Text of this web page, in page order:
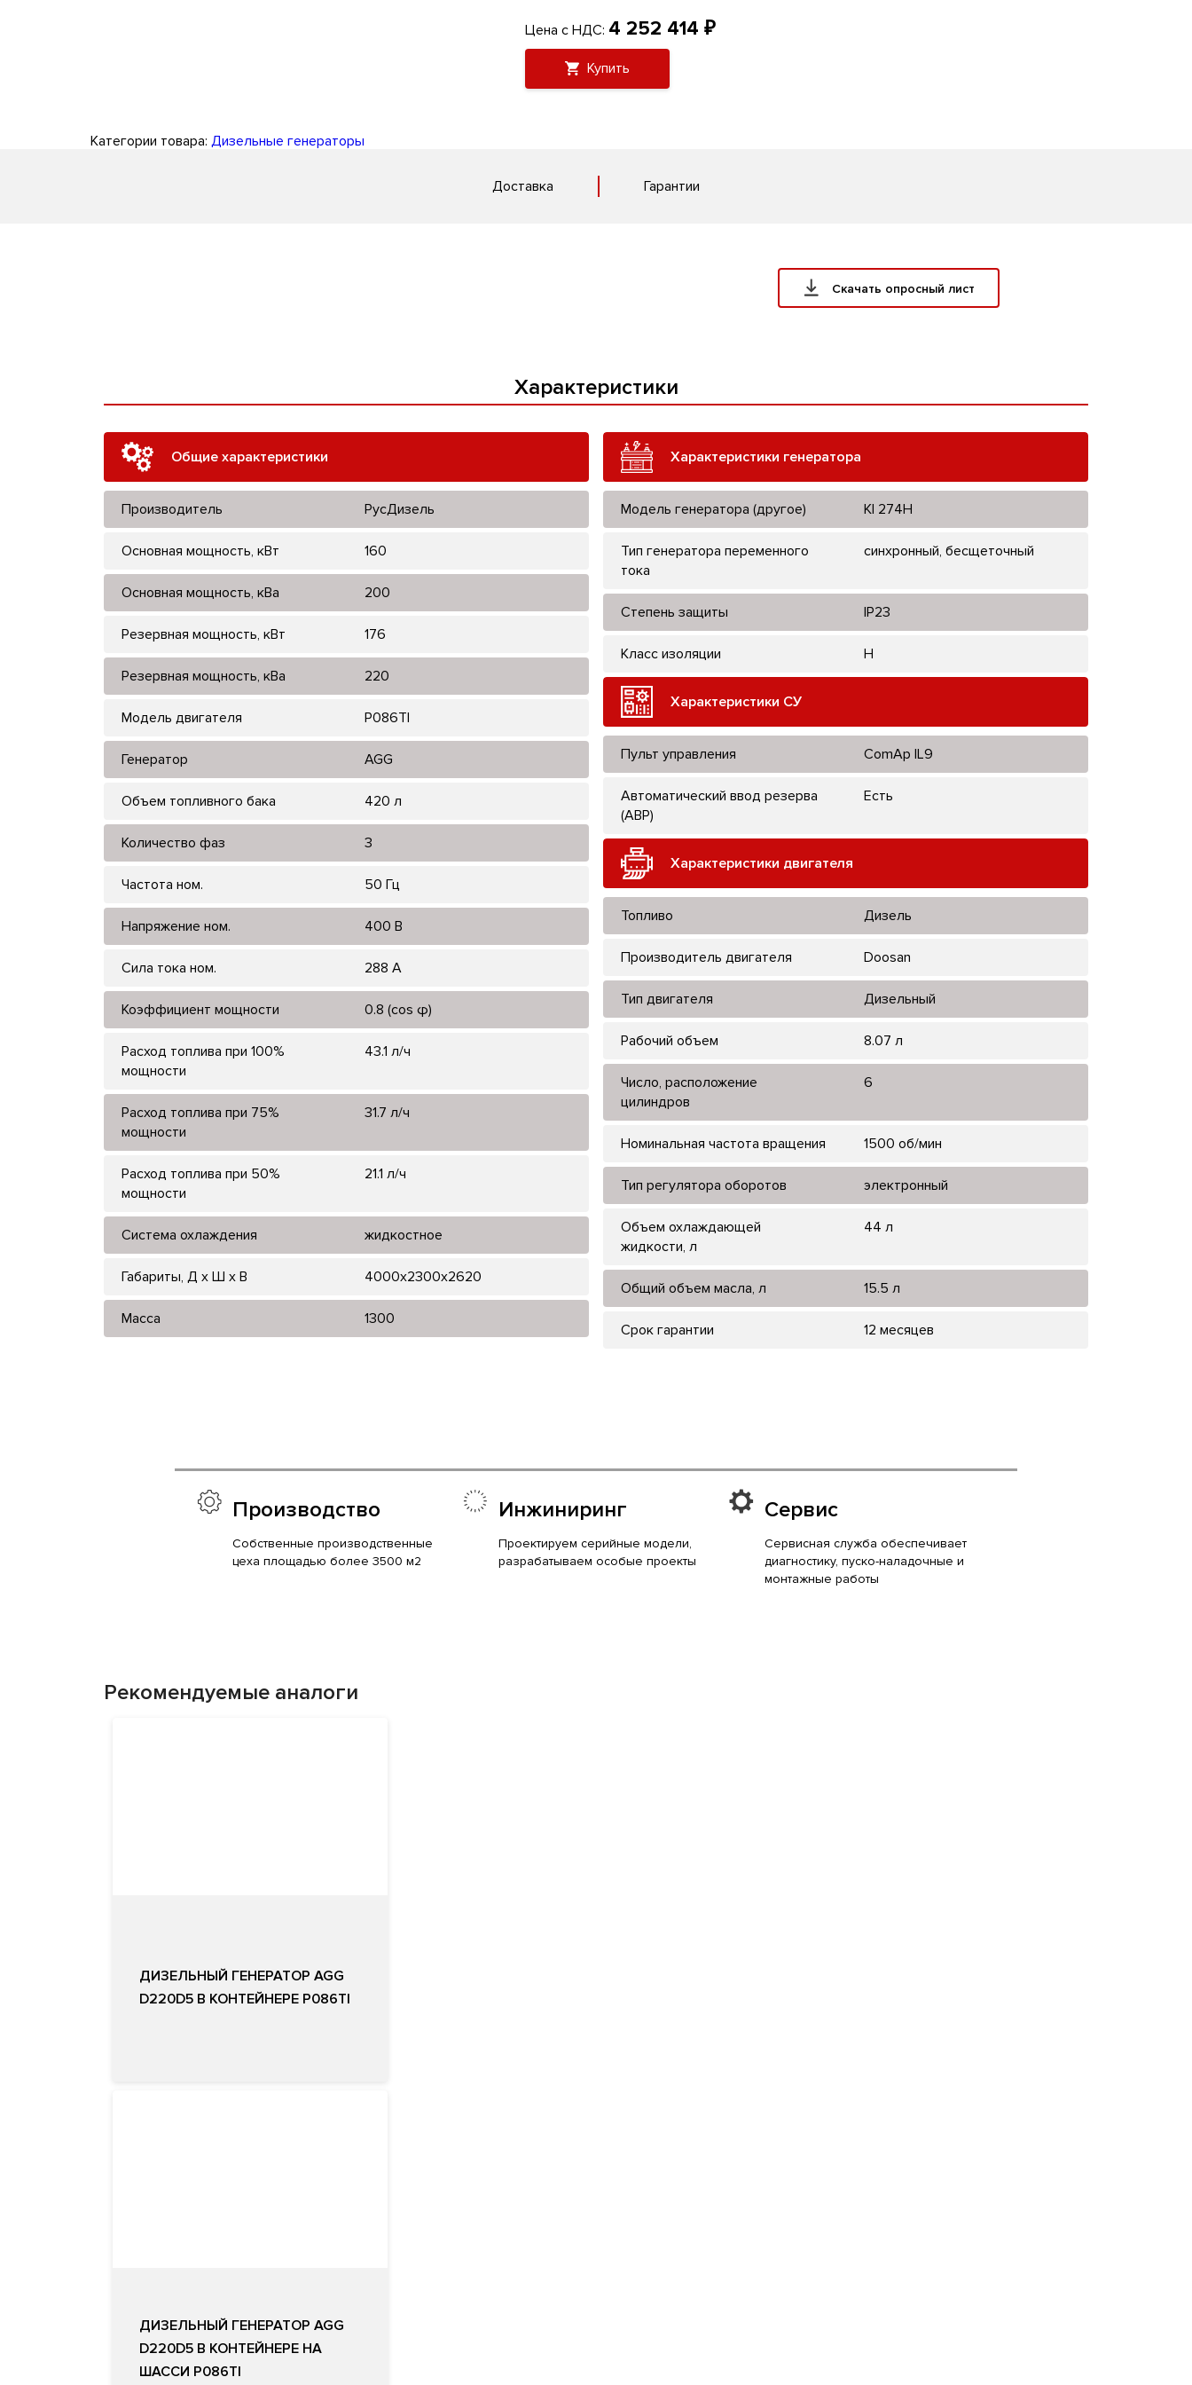
Цена с НДС: 4 252 414 ₽
Купить
Категории товара: Дизельные генераторы
Доставка Гарантии
Скачать опросный лист
Характеристики
Общие характеристики
Производитель РусДизель
Основная мощность, кВт 160
Основная мощность, кВа 200
Резервная мощность, кВт 176
Резервная мощность, кВа 220
Модель двигателя P086TI
Генератор AGG
Объем топливного бака 420 л
Количество фаз 3
Частота ном. 50 Гц
Напряжение ном. 400 В
Сила тока ном. 288 А
Коэффициент мощности 0.8 (cos φ)
Расход топлива при 100%
мощности
43.1 л/ч
Расход топлива при 75%
мощности
31.7 л/ч
Расход топлива при 50%
мощности
21.1 л/ч
Система охлаждения жидкостное
Габариты, Д x Ш x В 4000x2300x2620
Масса 1300
Характеристики генератора
Модель генератора (другое) KI 274H
Тип генератора переменного
тока
синхронный, бесщеточный
Степень защиты IP23
Класс изоляции H
Характеристики СУ
Пульт управления ComAp IL9
Автоматический ввод резерва
(АВР)
Есть
Характеристики двигателя
Топливо Дизель
Производитель двигателя Doosan
Тип двигателя Дизельный
Рабочий объем 8.07 л
Число, расположение
цилиндров
6
Номинальная частота вращения 1500 об/мин
Тип регулятора оборотов электронный
Объем охлаждающей
жидкости, л
44 л
Общий объем масла, л 15.5 л
Срок гарантии 12 месяцев
Производство
Собственные производственные
цеха площадью более 3500 м2
Инжиниринг
Проектируем серийные модели,
разрабатываем особые проекты
Сервис
Сервисная служба обеспечивает
диагностику, пуско-наладочные и
монтажные работы
Рекомендуемые аналоги
ДИЗЕЛЬНЫЙ ГЕНЕРАТОР AGG
D220D5 В КОНТЕЙНЕРЕ P086TI
ДИЗЕЛЬНЫЙ ГЕНЕРАТОР AGG
D220D5 В КОНТЕЙНЕРЕ НА
ШАССИ P086TI